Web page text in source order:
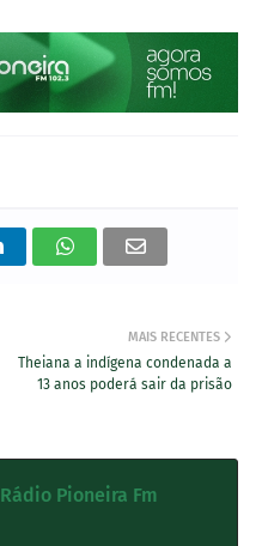
MAIS RECENTES
Theiana a indígena condenada a
13 anos poderá sair da prisão
Rádio Pioneira Fm